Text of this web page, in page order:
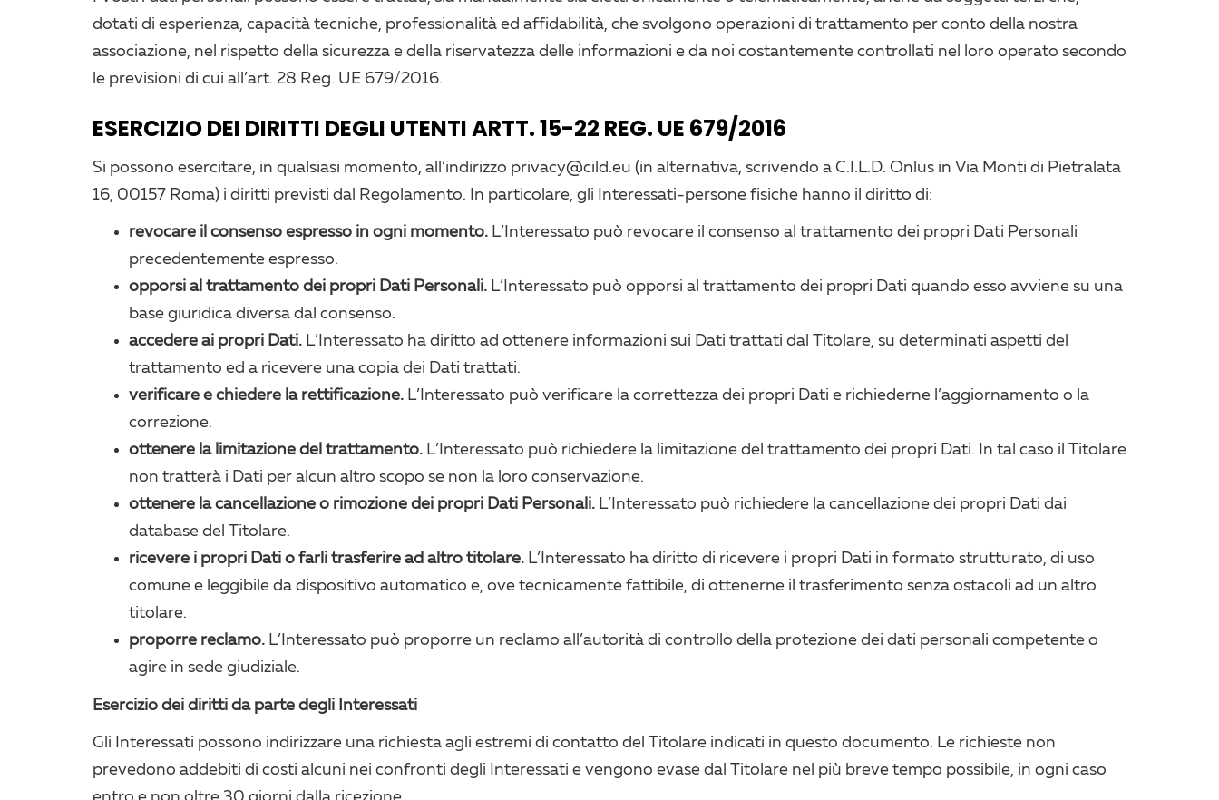
dotati di esperienza, capacità tecniche, professionalità ed affidabilità, che svolgono operazioni di trattamento per conto della nostra
associazione, nel rispetto della sicurezza e della riservatezza delle informazioni e da noi costantemente controllati nel loro operato secondo
le previsioni di cui all’art. 28 Reg. UE 679/2016.
ESERCIZIO DEI DIRITTI DEGLI UTENTI ARTT. 15-22 REG. UE 679/2016
Si possono esercitare, in qualsiasi momento, all’indirizzo privacy@cild.eu (in alternativa, scrivendo a C.I.L.D. Onlus in Via Monti di Pietralata
16, 00157 Roma) i diritti previsti dal Regolamento. In particolare, gli Interessati-persone fisiche hanno il diritto di:
revocare il consenso espresso in ogni momento. L’Interessato può revocare il consenso al trattamento dei propri Dati Personali
precedentemente espresso.
opporsi al trattamento dei propri Dati Personali. L’Interessato può opporsi al trattamento dei propri Dati quando esso avviene su una
base giuridica diversa dal consenso.
accedere ai propri Dati. L’Interessato ha diritto ad ottenere informazioni sui Dati trattati dal Titolare, su determinati aspetti del
trattamento ed a ricevere una copia dei Dati trattati.
verificare e chiedere la rettificazione. L’Interessato può verificare la correttezza dei propri Dati e richiederne l’aggiornamento o la
correzione.
ottenere la limitazione del trattamento. L’Interessato può richiedere la limitazione del trattamento dei propri Dati. In tal caso il Titolare
non tratterà i Dati per alcun altro scopo se non la loro conservazione.
ottenere la cancellazione o rimozione dei propri Dati Personali. L’Interessato può richiedere la cancellazione dei propri Dati dai
database del Titolare.
ricevere i propri Dati o farli trasferire ad altro titolare. L’Interessato ha diritto di ricevere i propri Dati in formato strutturato, di uso
comune e leggibile da dispositivo automatico e, ove tecnicamente fattibile, di ottenerne il trasferimento senza ostacoli ad un altro
titolare.
proporre reclamo. L’Interessato può proporre un reclamo all’autorità di controllo della protezione dei dati personali competente o
agire in sede giudiziale.
Esercizio dei diritti da parte degli Interessati
Gli Interessati possono indirizzare una richiesta agli estremi di contatto del Titolare indicati in questo documento. Le richieste non
prevedono addebiti di costi alcuni nei confronti degli Interessati e vengono evase dal Titolare nel più breve tempo possibile, in ogni caso